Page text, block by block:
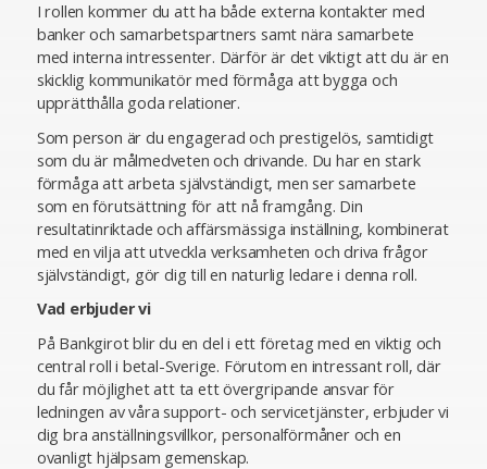
I rollen kommer du att ha både externa kontakter med
banker och samarbetspartners samt nära samarbete
med interna intressenter. Därför är det viktigt att du är en
skicklig kommunikatör med förmåga att bygga och
upprätthålla goda relationer.
Som person är du engagerad och prestigelös, samtidigt
som du är målmedveten och drivande. Du har en stark
förmåga att arbeta självständigt, men ser samarbete
som en förutsättning för att nå framgång. Din
resultatinriktade och affärsmässiga inställning, kombinerat
med en vilja att utveckla verksamheten och driva frågor
självständigt, gör dig till en naturlig ledare i denna roll.
Vad erbjuder vi
På Bankgirot blir du en del i ett företag med en viktig och
central roll i betal-Sverige. Förutom en intressant roll, där
du får möjlighet att ta ett övergripande ansvar för
ledningen av våra support- och servicetjänster, erbjuder vi
dig bra anställningsvillkor, personalförmåner och en
ovanligt hjälpsam gemenskap.